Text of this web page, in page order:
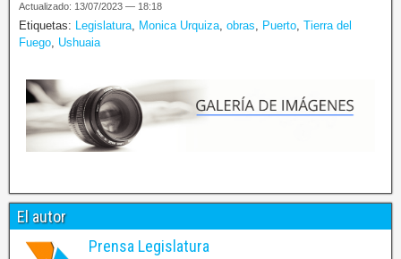
Actualizado: 13/07/2023 — 18:18
Etiquetas: Legislatura, Monica Urquiza, obras, Puerto, Tierra del
Fuego, Ushuaia
El autor
Prensa Legislatura